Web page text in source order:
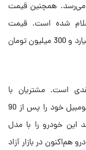
همچنین قیمت
شده است. قیمت
میتسوبیشی اوتلندر در این بخشنامه، 3 میلیارد و 300 میلیون تومان
است. مشتریان با
پرداخت کامل بهای این خودرو می‌توانند اتومبیل خود را پس از 90
این خودرو را با مدل
خودرو هم‌اکنون در بازار آزاد